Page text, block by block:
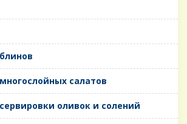
салатов
оливок и солений